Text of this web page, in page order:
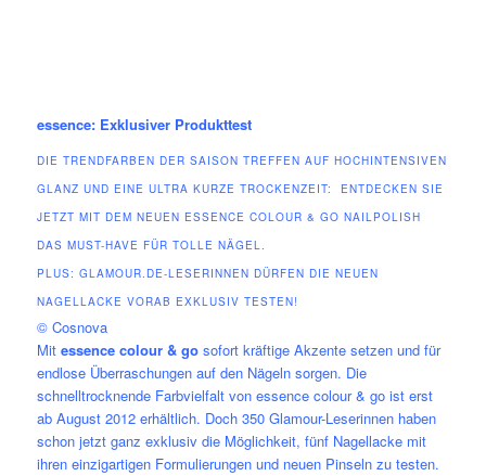
essence: Exklusiver Produkttest
DIE TRENDFARBEN DER SAISON TREFFEN AUF HOCHINTENSIVEN
GLANZ UND EINE ULTRA KURZE TROCKENZEIT: ENTDECKEN SIE
JETZT MIT DEM NEUEN ESSENCE COLOUR & GO NAILPOLISH
DAS MUST-HAVE FÜR TOLLE NÄGEL.
PLUS: GLAMOUR.DE-LESERINNEN DÜRFEN DIE NEUEN
NAGELLACKE VORAB EXKLUSIV TESTEN!
© Cosnova
Mitessence colour & go sofort kräftige Akzente setzen und für
endlose Überraschungen auf den Nägeln sorgen. Die
schnelltrocknende Farbvielfalt von essence colour & go ist erst
ab August 2012 erhältlich. Doch 350 Glamour-Leserinnen haben
schon jetzt ganz exklusiv die Möglichkeit, fünf Nagellacke mit
ihren einzigartigen Formulierungen und neuen Pinseln zu testen.